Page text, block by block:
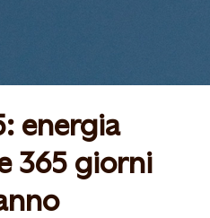
energia
365 giorni